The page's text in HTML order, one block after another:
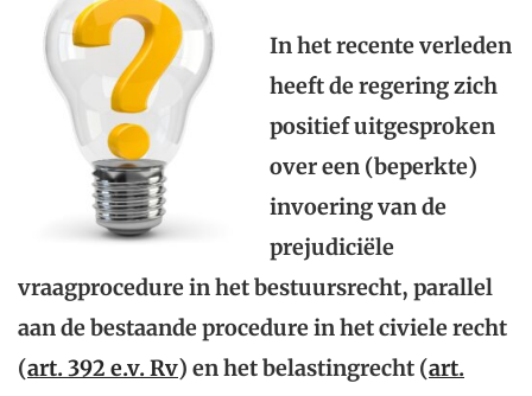
In het recente verleden
heeftde regering zich
positief uitgesproken
over een (beperkte)
invoering van de
prejudiciële
vraagprocedure in het bestuursrecht, parallel
aan de bestaande procedure in het civiele recht
(art. 392 e.v. Rv) en het belastingrecht (art.